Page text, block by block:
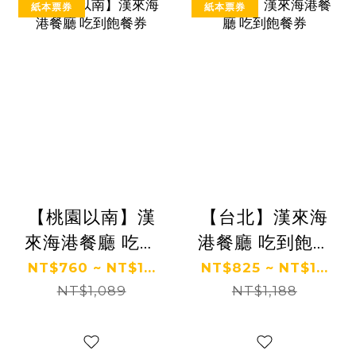
紙本票券
【桃園以南】漢
來海港餐廳 吃到
飽餐券
NT$760 ~ NT$1...
NT$1,089
紙本票券
【台北】漢來海
港餐廳 吃到飽餐
券
NT$825 ~ NT$1...
NT$1,188